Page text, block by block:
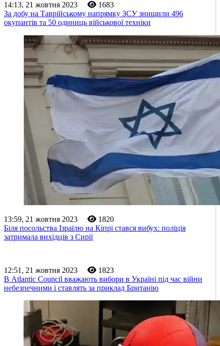
14:13, 21 жовтня 2023
1683
За добу на Таврійському напрямку ЗСУ знищили 496
окупантів та 50 одиниць військової техніки
13:59, 21 жовтня 2023
1820
Біля посольства Ізраїлю на Кіпрі стався вибух: поліція
затримала вихідців з Сирії
12:51, 21 жовтня 2023
1823
В Atlantic Council вважають вибори в Україні під час війни
небезпечними і ставлять за приклад Британію